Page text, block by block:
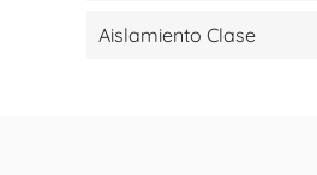
Aislamiento Clase